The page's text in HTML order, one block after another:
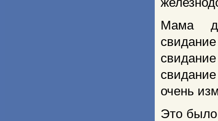
Мама
очень
Это было